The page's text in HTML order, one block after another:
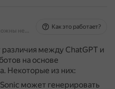
На основе источников, возможны неточности
Как это работает?
между ChatGPT и
на основе
Некоторые из них:
может генерировать